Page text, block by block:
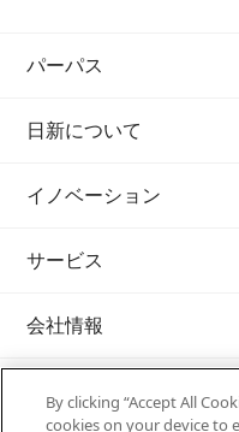
パーパス
パーパスストーリー 01
パーパスストーリー 02
Our History
日新について
会長あいさつ
社長あいさつ
理念体系 (Mission・
会社案内
イノベーション
メッセージ
イノベーション戦略
取り組み事例
サービス
カテゴリで探す
国際輸送
会社情報
IR資料室
サステナビリティ
By clicking “Accept All
cookies on your device to